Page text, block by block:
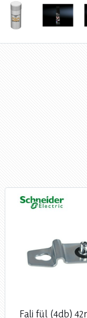
Fali fül (4db)